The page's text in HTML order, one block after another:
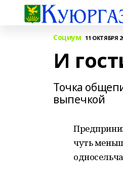
Социум 11 ОКТЯБРЯ
И
Точка
выпечкой
чуть